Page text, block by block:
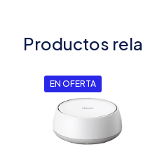
Productos
EN OFERTA